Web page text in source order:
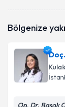
oluşturun.
E-posta
Bölgenize
Op. Dr. Başak